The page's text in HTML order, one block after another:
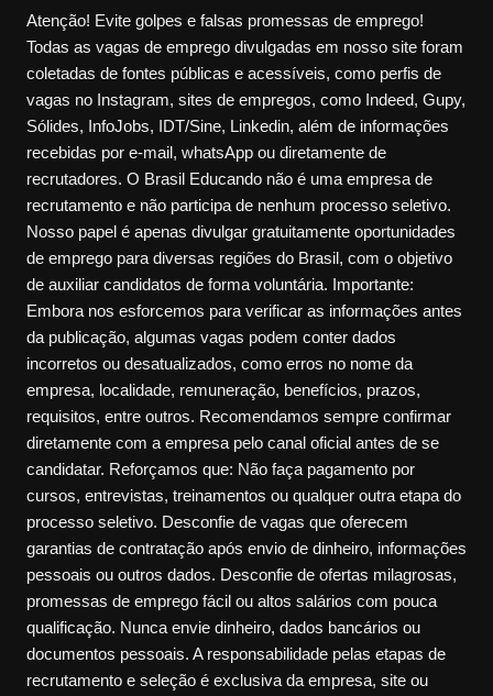
Atenção! Evite golpes e falsas promessas de emprego!
Todas as vagas de emprego divulgadas em nosso site foram
coletadas de fontes públicas e acessíveis, como perfis de
vagas no Instagram, sites de empregos, como Indeed, Gupy,
Sólides, InfoJobs, IDT/Sine, Linkedin, além de informações
recebidas por e-mail, whatsApp ou diretamente de
recrutadores. O Brasil Educando não é uma empresa de
recrutamento e não participa de nenhum processo seletivo.
Nosso papel é apenas divulgar gratuitamente oportunidades
de emprego para diversas regiões do Brasil, com o objetivo
de auxiliar candidatos de forma voluntária. Importante:
Embora nos esforcemos para verificar as informações antes
da publicação, algumas vagas podem conter dados
incorretos ou desatualizados, como erros no nome da
empresa, localidade, remuneração, benefícios, prazos,
requisitos, entre outros. Recomendamos sempre confirmar
diretamente com a empresa pelo canal oficial antes de se
candidatar. Reforçamos que: Não faça pagamento por
cursos, entrevistas, treinamentos ou qualquer outra etapa do
processo seletivo. Desconfie de vagas que oferecem
garantias de contratação após envio de dinheiro, informações
pessoais ou outros dados. Desconfie de ofertas milagrosas,
promessas de emprego fácil ou altos salários com pouca
qualificação. Nunca envie dinheiro, dados bancários ou
documentos pessoais. A responsabilidade pelas etapas de
recrutamento e seleção é exclusiva da empresa, site ou